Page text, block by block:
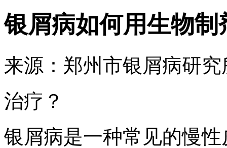
银屑病如何用生物制
来源：郑州市银屑病研
治疗？
银屑病是一种常见的慢